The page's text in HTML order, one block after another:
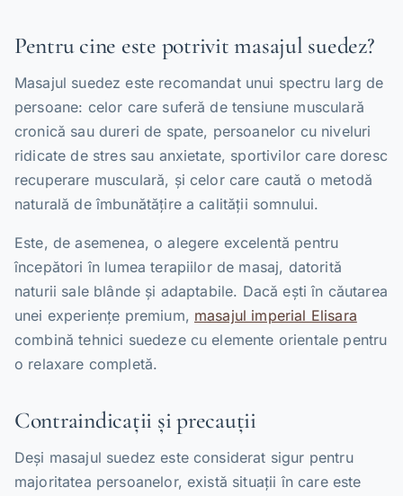
Pentru cine este potrivit masajul suedez?
Masajul suedez este recomandat unui spectru larg de
persoane: celor care suferă de tensiune musculară
cronică sau dureri de spate, persoanelor cu niveluri
ridicate de stres sau anxietate, sportivilor care doresc
recuperare musculară, și celor care caută o metodă
naturală de îmbunătățire a calității somnului.
Este, de asemenea, o alegere excelentă pentru
începători în lumea terapiilor de masaj, datorită
naturii sale blânde și adaptabile. Dacă ești în căutarea
unei experiențe premium, masajul imperial Elisara
combină tehnici suedeze cu elemente orientale pentru
o relaxare completă.
Contraindicații și precauții
Deși masajul suedez este considerat sigur pentru
majoritatea persoanelor, există situații în care este